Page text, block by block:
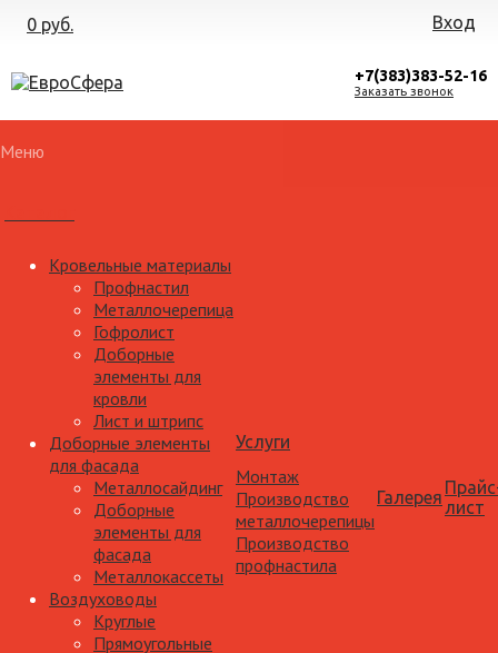
0 руб. Вход
+7(383)383-52-16
Заказать звонок
Меню
Кровельные материалы
Профнастил
Металлочерепица
Гофролист
Доборные
элементы для
кровли
Лист и штрипс
Доборные элементы
для фасада
Металлосайдинг
Доборные
элементы для
фасада
Металлокассеты
Воздуховоды
Круглые
Прямоугольные
Услуги
Монтаж
Производство
металлочерепицы
Производство
профнастила
Галерея лист